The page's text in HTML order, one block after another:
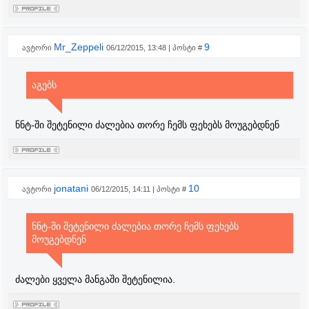
ავტორი Mr_Zeppeli 06/12/2015, 13:48 | პოსტი # 9
აგებს
ნნტ-ში შეტენილი ძალებია თორე ჩემს ფეხებს მოუგებდნენ
ავტორი jonatani 06/12/2015, 14:11 | პოსტი # 10
ნნტ-ში შეტენილი ძალებია თორე ჩემს ფეხებს
მოუგებდნენ
ძალები ყველა მანგაში შეტენილია.